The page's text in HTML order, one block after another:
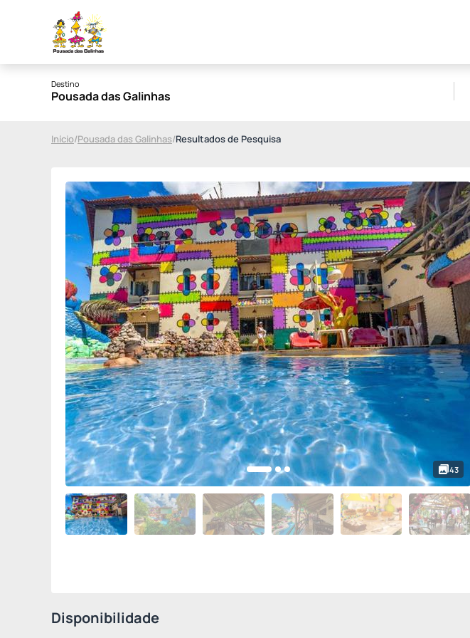
Destino
Pousada das Galinhas
Início/Pousada das Galinhas/Resultados de Pesquisa
43
Disponibilidade